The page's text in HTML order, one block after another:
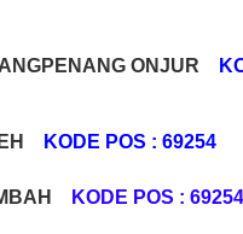
ONJUR
KODE POS : 69254
KODE POS : 69254